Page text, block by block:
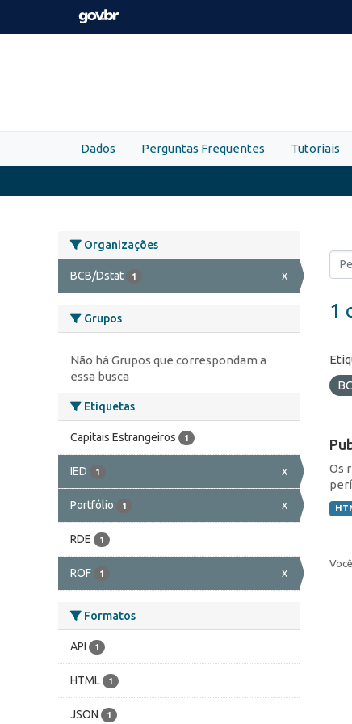
Skip to main content
Dados Perguntas Frequentes Tutoriais
Organizações
BCB/Dstat 1 x
Grupos
Não há Grupos que correspondam a
essa busca
Etiquetas
Capitais Estrangeiros 1
IED 1 x
Portfólio 1 x
RDE 1
ROF 1 x
Formatos
API 1
HTML 1
JSON 1
1
Os